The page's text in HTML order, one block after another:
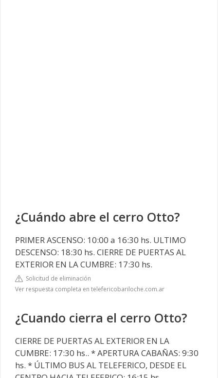
¿Cuándo abre el cerro Otto?
PRIMER ASCENSO: 10:00 a 16:30 hs. ULTIMO
DESCENSO: 18:30 hs. CIERRE DE PUERTAS AL
EXTERIOR EN LA CUMBRE: 17:30 hs.
Solicitud de eliminación
Ver respuesta completa en telefericobariloche.com.ar
¿Cuando cierra el cerro Otto?
CIERRE DE PUERTAS AL EXTERIOR EN LA
CUMBRE: 17:30 hs.. * APERTURA CABAÑAS: 9:30
hs. * ÚLTIMO BUS AL TELEFERICO, DESDE EL